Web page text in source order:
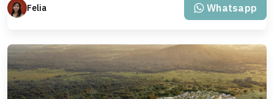
Felia Whatsapp